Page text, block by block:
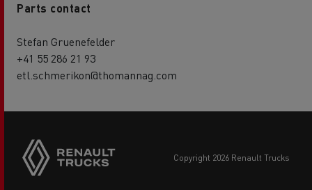
Parts contact
Stefan Gruenefelder
+41 55 286 21 93
etl.schmerikon@thomannag.com
copyright 2026 Renault Trucks